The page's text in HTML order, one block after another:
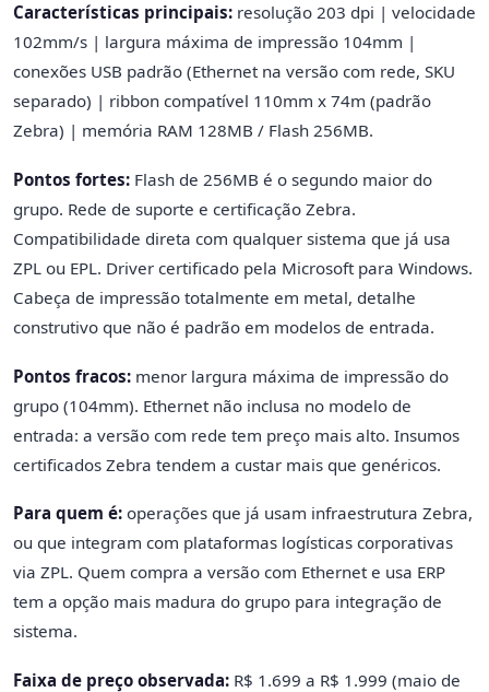
Características principais: resolução 203 dpi | velocidade
102mm/s | largura máxima de impressão 104mm |
conexões USB padrão (Ethernet na versão com rede, SKU
separado) | ribbon compatível 110mm x 74m (padrão
Zebra) | memória RAM 128MB / Flash 256MB.
Pontos fortes: Flash de 256MB é o segundo maior do
grupo. Rede de suporte e certificação Zebra.
Compatibilidade direta com qualquer sistema que já usa
ZPL ou EPL. Driver certificado pela Microsoft para Windows.
Cabeça de impressão totalmente em metal, detalhe
construtivo que não é padrão em modelos de entrada.
Pontos fracos: menor largura máxima de impressão do
grupo (104mm). Ethernet não inclusa no modelo de
entrada: a versão com rede tem preço mais alto. Insumos
certificados Zebra tendem a custar mais que genéricos.
Para quem é: operações que já usam infraestrutura Zebra,
ou que integram com plataformas logísticas corporativas
via ZPL. Quem compra a versão com Ethernet e usa ERP
tem a opção mais madura do grupo para integração de
sistema.
Faixa de preço observada: R$ 1.699 a R$ 1.999 (maio de